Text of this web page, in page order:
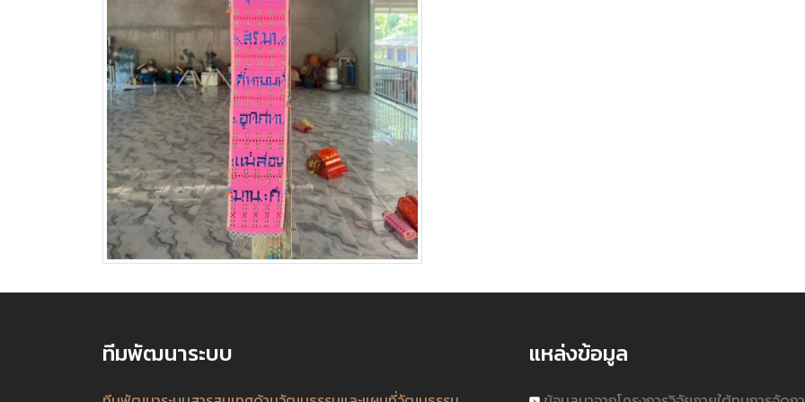
ทีมพัฒนาระบบ แหล่งข้อมูล